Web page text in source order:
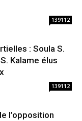
139112
: Soula S.
Kalame élus
139112
l’opposition